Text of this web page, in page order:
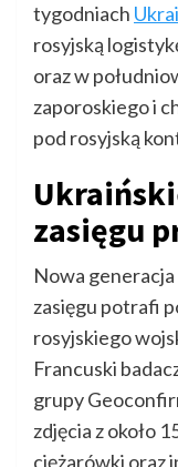
tygodniach
rosyjską
oraz w
zaporoskiego i
pod rosyjską
zasięgu
Nowa
zasięgu potrafi
rosyjskiego
Francuski
grupy
zdjęcia z około
ciężarówki oraz